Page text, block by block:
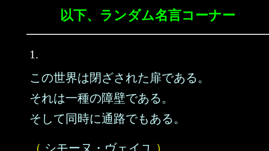
以下、ランダム名言コーナー
1.
この世界は閉ざされた扉である。
それは一種の障壁である。
そして同時に通路でもある。
（ シモーヌ・ヴェイユ ）